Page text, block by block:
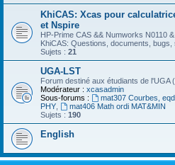
KhiCAS: Xcas pour
et Nspire
HP-Prime CAS && Numworks N0110
KhiCAS: Questions, documents, bugs,
Sujets : 21
UGA-LST
Forum destiné aux étudiants de l'UGA
Modérateur : xcasadmin
Sous-forums :
mat307 Courbes,
PHY
mat406 Math ordi MAT&MIN
Sujets : 190
English